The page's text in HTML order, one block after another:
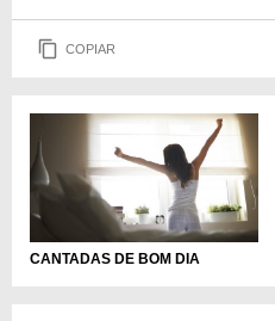
COPIAR
CANTADAS DE BOM DIA